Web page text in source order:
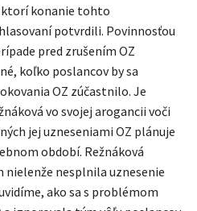
ktorí konanie tohto
potvrdili. Povinnosťou
pred zrušením OZ
koľko poslancov by sa
OZ zúčastnilo. Je
vo svojej arogancii voči
jej uzneseniami OZ plánuje
období. Režnáková
nesplnila uznesenie
ako sa s problémom